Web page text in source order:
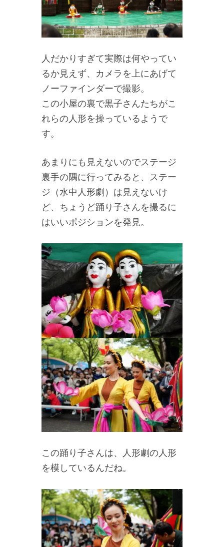
人だかりすぎて実際は何やってい
るか見えず、カメラを上にあげて
ノーファインダーで撮影。
この小屋の裏で黒子さんたちがこ
れらの人形を操っているようで
す。
あまりにも見えないのでステージ
裏手の隅に行ってみると、ステー
ジ（水中人形劇）は見えないけ
ど、ちょうど踊り子さんを撮るに
はいいポジションを発見。
この踊り子さんは、人形劇の人形
を模しているんだね。